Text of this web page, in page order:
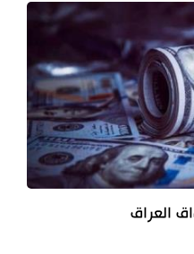
العراق